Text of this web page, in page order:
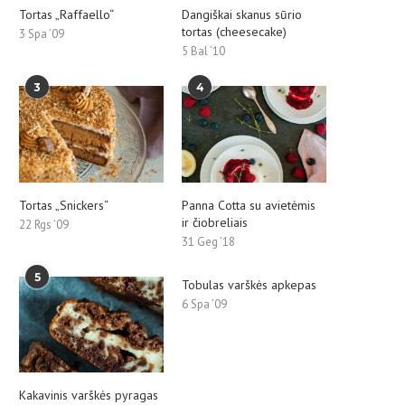
Tortas „Raffaello“
3 Spa ’09
Dangiškai skanus sūrio
tortas (cheesecake)
5 Bal ’10
3
Tortas „Snickers“
22 Rgs ’09
4
Panna Cotta su avietėmis
ir čiobreliais
31 Geg ’18
5
Kakavinis varškės pyragas
Tobulas varškės apkepas
6 Spa ’09